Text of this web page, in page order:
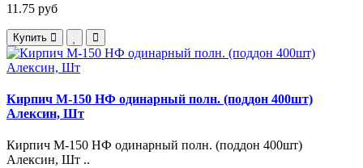
11.75 руб
Купить
Кирпич М-150 НФ одинарный полн. (поддон 400шт)
Алексин, Шт
Кирпич М-150 НФ одинарный полн. (поддон 400шт)
Алексин, Шт ..